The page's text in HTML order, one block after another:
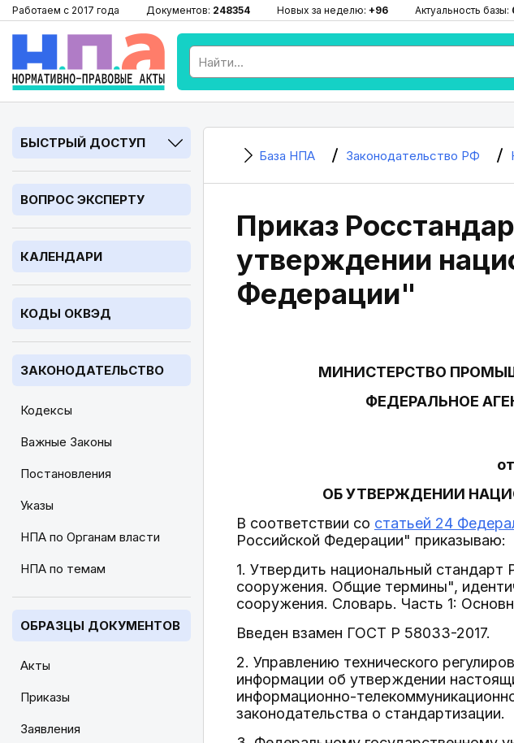
Работаем с 2017 года Документов: 248354 Новых за неделю: +96 Актуальность базы:
БЫСТРЫЙ ДОСТУП
ВОПРОС ЭКСПЕРТУ
КАЛЕНДАРИ
КОДЫ ОКВЭД
ЗАКОНОДАТЕЛЬСТВО
Кодексы
Важные Законы
Постановления
Указы
НПА по Органам власти
НПА по темам
ОБРАЗЦЫ ДОКУМЕНТОВ
Акты
Приказы
Заявления
База НПА Законодательство РФ
Приказ
утверждении
Федерации"
МИНИСТЕРСТВО
ФЕДЕРАЛЬНОЕ
ОБ УТВЕРЖДЕНИИ
В соответствии со статьей 24
Российской Федерации" приказываю:
1. Утвердить национальный
сооружения. Общие термины",
сооружения. Словарь. Часть 1:
Введен взамен ГОСТ Р 58033-2017.
2. Управлению технического
информации об утверждении
информационно-
законодательства о стандартизации.